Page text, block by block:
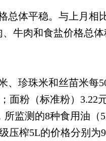
体平稳。与上月相
牛肉和食盐价格总体
珍珠米和丝苗米每
面粉（标准粉）3.22
监测的8种食用油（
榨5L的价格分别为